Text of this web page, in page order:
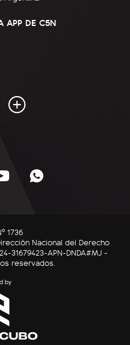
APP DE C5N
1736
Nacional del Derecho
31679423-APN-DNDA#MJ -
reservados.